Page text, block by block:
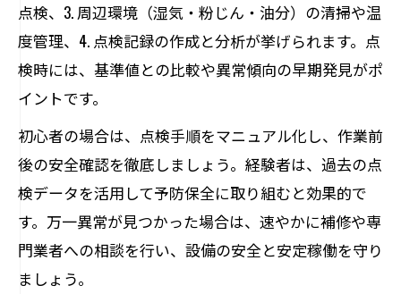
点検、3. 周辺環境（湿気・粉じん・油分）の清掃や温
度管理、4. 点検記録の作成と分析が挙げられます。点
検時には、基準値との比較や異常傾向の早期発見がポ
イントです。
初心者の場合は、点検手順をマニュアル化し、作業前
後の安全確認を徹底しましょう。経験者は、過去の点
検データを活用して予防保全に取り組むと効果的で
す。万一異常が見つかった場合は、速やかに補修や専
門業者への相談を行い、設備の安全と安定稼働を守り
ましょう。